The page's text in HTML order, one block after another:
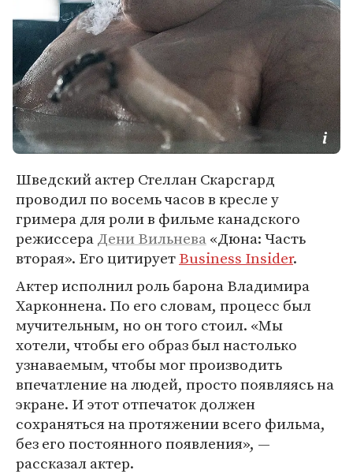
Шведский актер Стеллан Скарсгард
проводил по восемь часов в кресле у
гримера для роли в фильме канадского
режиссераДени Вильнева«Дюна: Часть
вторая». Его цитируетBusiness Insider.
Актер исполнил роль барона Владимира
Харконнена. По его словам, процесс был
мучительным, но он того стоил. «Мы
хотели, чтобы его образ был настолько
узнаваемым, чтобы мог производить
впечатление на людей, просто появляясь на
экране. И этот отпечаток должен
сохраняться на протяжении всего фильма,
без его постоянного появления», —
рассказал актер.